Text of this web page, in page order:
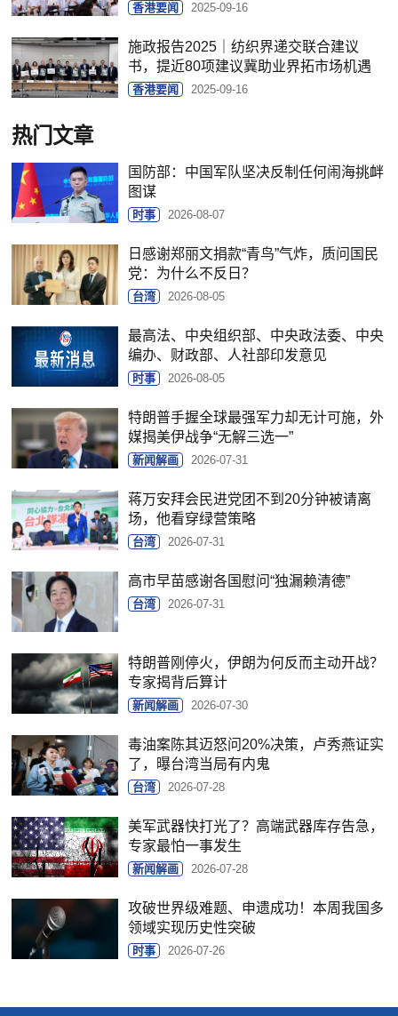
香港要闻 2025-09-16
施政报告2025｜纺织界递交联合建议
书，提近80项建议冀助业界拓市场机遇
香港要闻 2025-09-16
热门文章
国防部：中国军队坚决反制任何闹海挑衅
图谋
时事 2026-08-07
日感谢郑丽文捐款“青鸟”气炸，质问国民
党：为什么不反日？
台湾 2026-08-05
最高法、中央组织部、中央政法委、中央
编办、财政部、人社部印发意见
时事 2026-08-05
特朗普手握全球最强军力却无计可施，外
媒揭美伊战争“无解三选一”
新闻解画 2026-07-31
蒋万安拜会民进党团不到20分钟被请离
场，他看穿绿营策略
台湾 2026-07-31
高市早苗感谢各国慰问“独漏赖清德”
台湾 2026-07-31
特朗普刚停火，伊朗为何反而主动开战？
专家揭背后算计
新闻解画 2026-07-30
毒油案陈其迈怒问20%决策，卢秀燕证实
了，曝台湾当局有内鬼
台湾 2026-07-28
美军武器快打光了？高端武器库存告急，
专家最怕一事发生
新闻解画 2026-07-28
攻破世界级难题、申遗成功！本周我国多
领域实现历史性突破
时事 2026-07-26